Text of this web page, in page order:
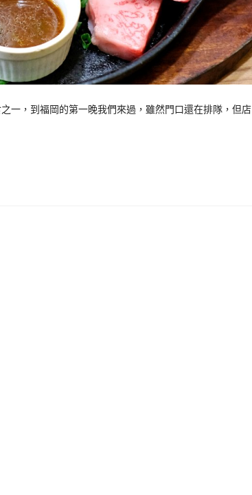
一，到福岡的第一晚我們來過，雖然門口還在排隊，但店